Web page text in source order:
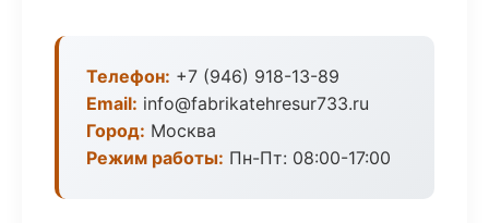
Телефон: +7 (946) 918-13-89
Email: info@fabrikatehresur733.ru
Город: Москва
Режим работы: Пн-Пт: 08:00-17:00